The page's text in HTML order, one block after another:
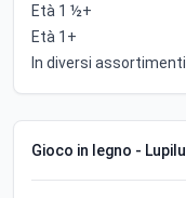
Età 1 ½+
Età 1+
In diversi assortimenti
Gioco in legno - Lupilu